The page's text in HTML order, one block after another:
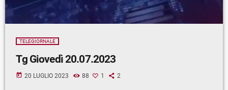
TELEGIORNALE
Tg Giovedì 20.07.2023
today 20 LUGLIO 2023 88 1 2